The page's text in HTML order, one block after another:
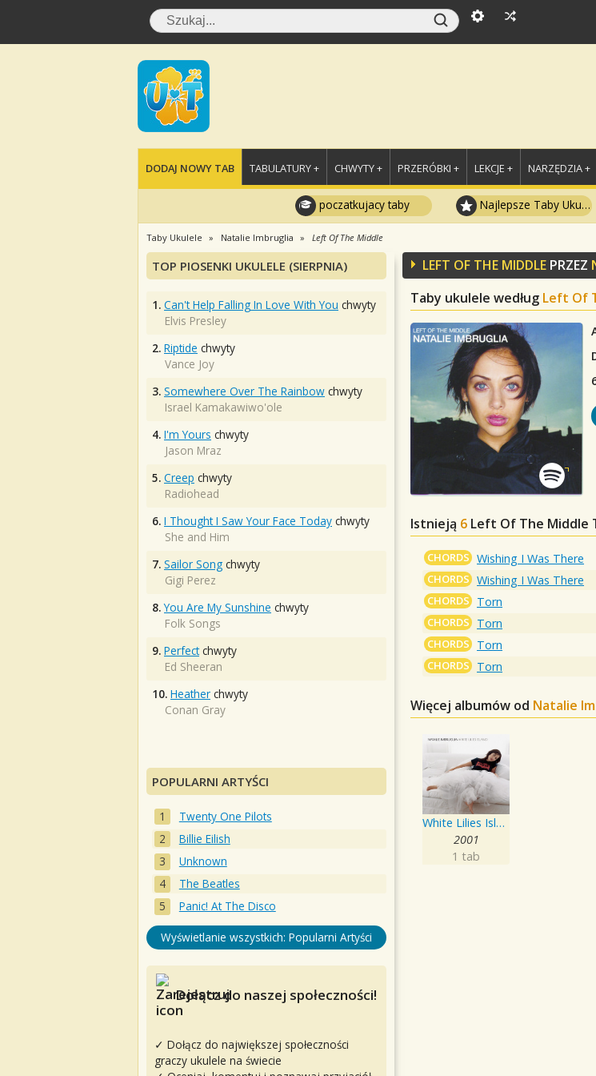
DODAJ NOWY TAB TABULATURY + CHWYTY + PRZERÓBKI + LEKCJE + NARZĘDZIA +
poczatkujacy taby Najlepsze Taby Ukulele
Taby Ukulele Natalie Imbruglia Left Of The Middle
LEFT OF THE MIDDLE PRZEZ
Taby ukulele według Left Of
Istnieją 6 Left Of The Middle
CHORDS Wishing I Was There
CHORDS Wishing I Was There
CHORDS Torn
CHORDS Torn
CHORDS Torn
CHORDS Torn
Więcej albumów od Natalie
White Lilies Island
2001
1 tab
TOP PIOSENKI UKULELE (SIERPNIA)
1. Can't Help Falling In Love With You chwyty
Elvis Presley
2. Riptide chwyty
Vance Joy
3. Somewhere Over The Rainbow chwyty
Israel Kamakawiwo'ole
4. I'm Yours chwyty
Jason Mraz
5. Creep chwyty
Radiohead
6. I Thought I Saw Your Face Today chwyty
She and Him
7. Sailor Song chwyty
Gigi Perez
8. You Are My Sunshine chwyty
Folk Songs
9. Perfectchwyty
Ed Sheeran
10. Heather chwyty
Conan Gray
POPULARNI ARTYŚCI
Twenty One Pilots
Billie Eilish
Unknown
The Beatles
Panic! At The Disco
Wyświetlanie wszystkich: Popularni Artyści
Dołącz do naszej społeczności!
✓ Dołącz do największej społeczności
graczy ukulele na świecie